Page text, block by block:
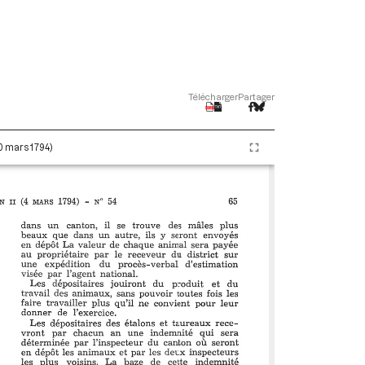
TéléchargerPartager
mars 1794)